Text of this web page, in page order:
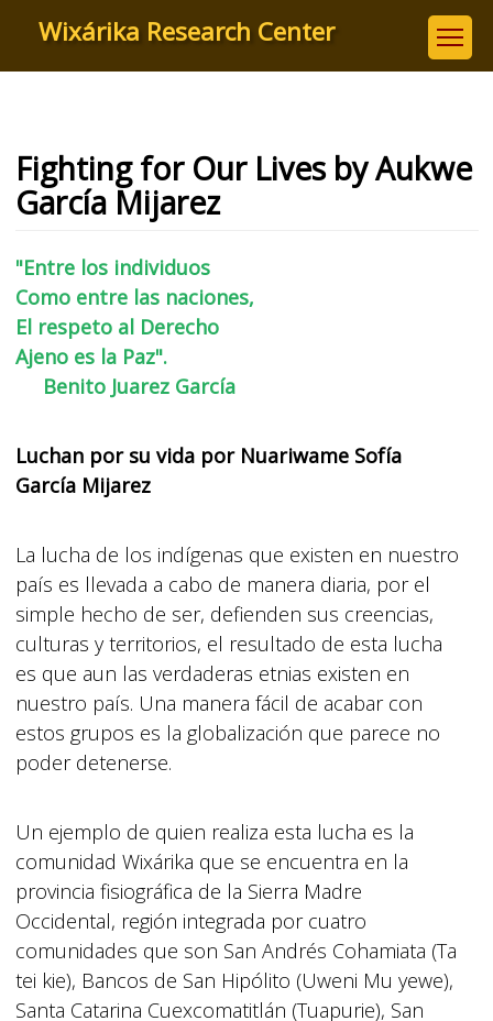
content
Wixárika Research Center
Fighting for Our Lives by Aukwe
García Mijarez
"Entre los individuos
Como entre las naciones,
El respeto al Derecho
Ajeno es la Paz".
Benito Juarez García
Luchan por su vida por Nuariwame Sofía
García Mijarez
La lucha de los indígenas que existen en nuestro
país es llevada a cabo de manera diaria, por el
simple hecho de ser, defienden sus creencias,
culturas y territorios, el resultado de esta lucha
es que aun las verdaderas etnias existen en
nuestro país. Una manera fácil de acabar con
estos grupos es la globalización que parece no
poder detenerse.
Un ejemplo de quien realiza esta lucha es la
comunidad Wixárika que se encuentra en la
provincia fisiográfica de la Sierra Madre
Occidental, región integrada por cuatro
comunidades que son San Andrés Cohamiata (Ta
tei kie), Bancos de San Hipólito (Uweni Mu yewe),
Santa Catarina Cuexcomatitlán (Tuapurie), San